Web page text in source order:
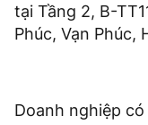
tại Tầng 2, B-
Phúc, Vạn Phúc,
Doanh nghiệp